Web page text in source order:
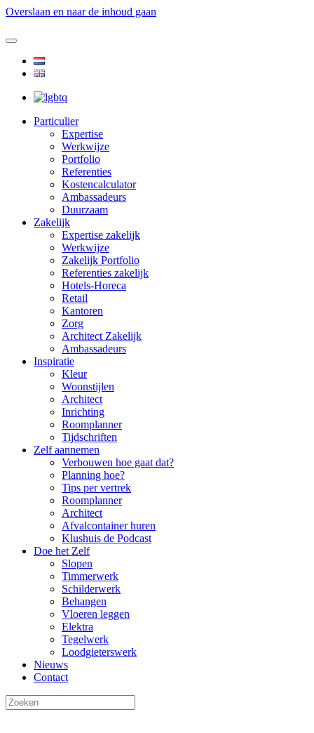
Overslaan en naar de inhoud gaan
Particulier
Expertise
Werkwijze
Portfolio
Referenties
Kostencalculator
Ambassadeurs
Duurzaam
Zakelijk
Expertise zakelijk
Werkwijze
Zakelijk Portfolio
Referenties zakelijk
Hotels-Horeca
Retail
Kantoren
Zorg
Architect Zakelijk
Ambassadeurs
Inspiratie
Kleur
Woonstijlen
Architect
Inrichting
Roomplanner
Tijdschriften
Zelf aannemen
Verbouwen hoe gaat dat?
Planning hoe?
Tips per vertrek
Roomplanner
Architect
Afvalcontainer huren
Klushuis de Podcast
Doe het Zelf
Slopen
Timmerwerk
Schilderwerk
Behangen
Vloeren leggen
Elektra
Tegelwerk
Loodgieterswerk
Nieuws
Contact